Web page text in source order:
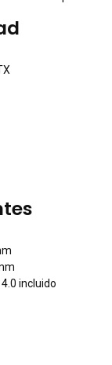
incluido